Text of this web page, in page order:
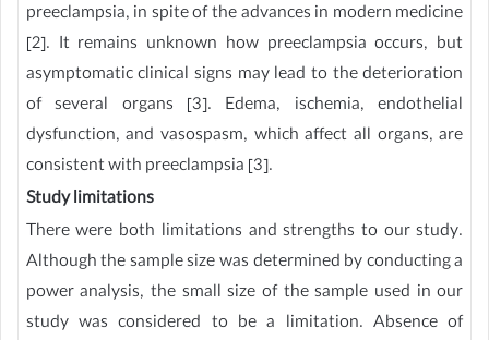
preeclampsia, in spite of the advances in modern medicine
[2]. It remains unknown how preeclampsia occurs, but
asymptomatic clinical signs may lead to the deterioration
of several organs [3]. Edema, ischemia, endothelial
dysfunction, and vasospasm, which affect all organs, are
consistent with preeclampsia [3].
Study limitations
There were both limitations and strengths to our study.
Although the sample size was determined by conducting a
power analysis, the small size of the sample used in our
study was considered to be a limitation. Absence of